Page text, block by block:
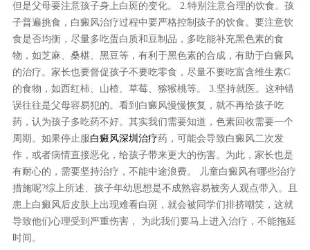
但是父母要注意孩子身上白斑的变化。 2.特别注意合理的饮食。孩
子普遍挑食，白癜风治疗过程中要严格控制孩子的饮食。要注意饮
食是否均衡，尽量多吃蛋白质和豆制品，多吃能补充黑色素的食
物，如芝麻、桑椹、黑豆等，有利于黑色素的合成，有助于白癜风
的治疗。家长也要督促孩子不要吃零食，尽量不要吃富含维生素C
的食物，如西红柿、山楂、草莓、猕猴桃等。 3.坚持就医。这种错
误往往是父母容易犯的。看到白癜风慢慢恢复，就不再给孩子吃
药，认为孩子多吃药不好。其实我们需要知道，色素回收需要一个
周期。如果停止服白癜风深圳治疗药，可能会导致白癜风二次发
作，或者病情直接恶化，给孩子带来更大的伤害。为此，家长也是
有耐心的，需要坚持治疗，不能中途浪费。 儿童白癜风有哪些治疗
措施呢?综上所述、孩子年幼思想是不成熟容易被旁人观点带入。且
患上白癜风后皮肤上出现难看白斑，就会被同学们排挤嘲笑，这就
导致他们心理受到严重伤害， 为此我们要马上进入治疗，不能拖延
时间。